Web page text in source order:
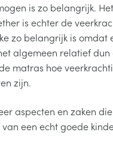
is zo belangrijk.
is echter de
zo belangrijk is omdat
algemeen relatief
matras hoe
zijn.
aspecten en zaken
een echt goede